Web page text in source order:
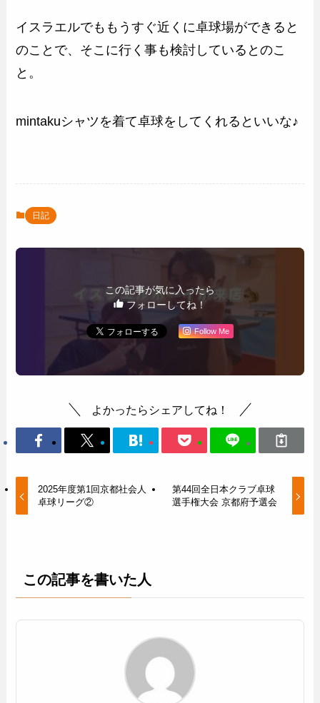
イスラエルでももうすぐ近くに卓球場ができると
のことで、そこに行く事も検討しているとのこ
と。
mintakuシャツを着て卓球をしてくれるといいな♪
日記
この記事が気に入ったら
フォローしてね！
Follow Me
よかったらシェアしてね！
2025年度第1回京都社会人
卓球リーグ②
第44回全日本クラブ卓球
選手権大会 京都府予選会
この記事を書いた人